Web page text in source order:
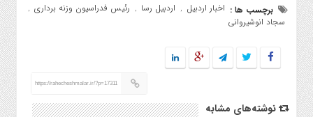
برچسب ها : اخبار اردبیل , اردبیل رسا , رئیس فدراسیون وزنه برداری ,
سجاد انوشیروانی
https://rahecheshmalar.ir/?p=17311
نوشته‌های مشابه